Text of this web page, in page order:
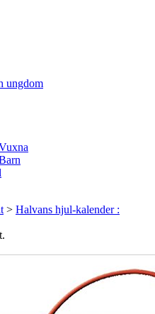
ungdom
> Halvans hjul-kalender :